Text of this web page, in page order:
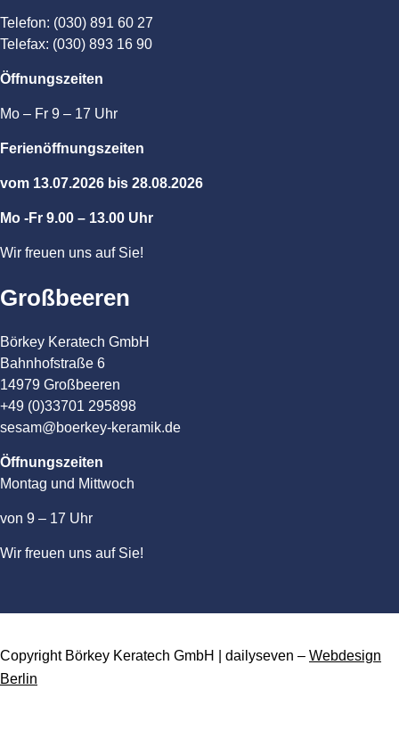
Telefon: (030) 891 60 27
Telefax: (030) 893 16 90
Öffnungszeiten
Mo – Fr 9 – 17 Uhr
Ferienöffnungszeiten
vom 13.07.2026 bis 28.08.2026
Mo -Fr 9.00 – 13.00 Uhr
Wir freuen uns auf Sie!
Großbeeren
Börkey Keratech GmbH
Bahnhofstraße 6
14979 Großbeeren
+49 (0)33701 295898
sesam@boerkey-keramik.de
Öffnungszeiten
Montag und Mittwoch
von 9 – 17 Uhr
Wir freuen uns auf Sie!
Copyright Börkey Keratech GmbH | dailyseven – Webdesign
Berlin